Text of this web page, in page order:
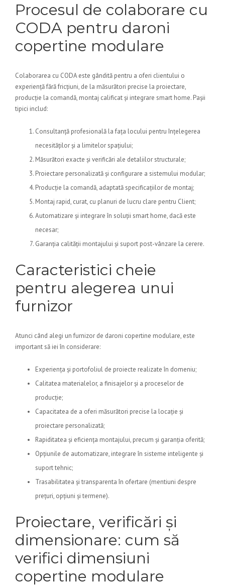
Procesul de colaborare cu
CODA pentru daroni
copertine modulare
Colaborarea cu CODA este gândită pentru a oferi clientului o
experiență fără fricțiuni, de la măsurători precise la proiectare,
producție la comandă, montaj calificat și integrare smart home. Pașii
tipici includ:
Consultanță profesională la fața locului pentru înțelegerea
necesităților și a limitelor spațiului;
Măsurători exacte și verificări ale detaliilor structurale;
Proiectare personalizată și configurare a sistemului modular;
Producție la comandă, adaptată specificațiilor de montaj;
Montaj rapid, curat, cu planuri de lucru clare pentru Client;
Automatizare și integrare în soluții smart home, dacă este
necesar;
Garanția calității montajului și suport post-vânzare la cerere.
Caracteristici cheie
pentru alegerea unui
furnizor
Atunci când alegi un furnizor de daroni copertine modulare, este
important să iei în considerare:
Experiența și portofoliul de proiecte realizate în domeniu;
Calitatea materialelor, a finisajelor și a proceselor de
producție;
Capacitatea de a oferi măsurători precise la locație și
proiectare personalizată;
Rapiditatea și eficiența montajului, precum și garanția oferită;
Opțiunile de automatizare, integrare în sisteme inteligente și
suport tehnic;
Trasabilitatea și transparenta în ofertare (mentiuni despre
prețuri, opțiuni și termene).
Proiectare, verificări și
dimensionare: cum să
verifici dimensiuni
copertine modulare